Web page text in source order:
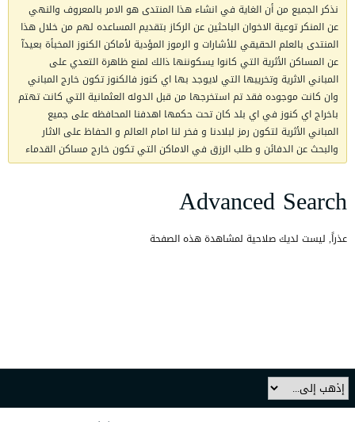
نذكر الجميع من أن الغاية في انشاء هذا المنتدى هو الامر بالمعروف والنهي
عن المنكر توعية الاخوان الباحثين عن الركاز بتقديم المساعده لهم من خلال هذا
المنتدى بالعلم الحقيقي للأشارات و الرموز المؤدية لأماكن الكنوز المخبأة بعيدآ
عن المساكن الأثرية التي كانوا يسكوننها ذالك لمنع ظاهرة التعدي على
المباني الاثرية وتخريبها التي لايوجد بها اي كنوز فالكنوز تكون خارج المباني
وان كانت موجوده فقد تم استخرجها من قبل الدوله العثمانية التي كانت تهتم
باخراج اي كنوز في اي بلد كان تحت حكمها اهدفنا المحافظه على جميع
المباني الأثرية لتكون رمز لبلادنا و فخر لنا امام العالم و الحفاظ على الاثار
والبحث عن الدفائن و طلب الرزق في الاماكن التي تكون خارج مساكن القدماء
Advanced Search
عذراً, ليست لديك صلاحية لمشاهدة هذه الصفحة